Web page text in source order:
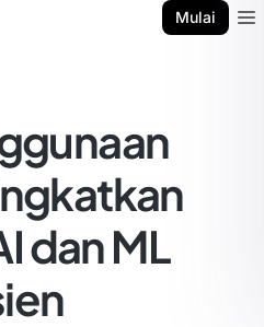
Mulai
dan ML